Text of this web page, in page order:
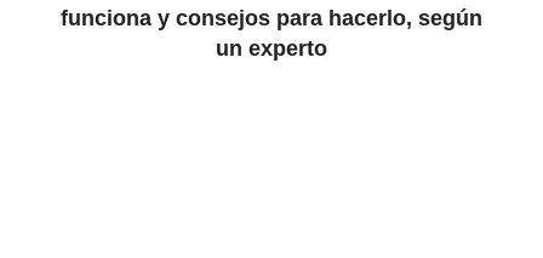
funciona y consejos para hacerlo, según
un experto